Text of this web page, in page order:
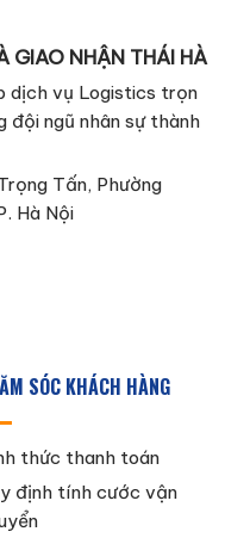
GIAO NHẬN THÁI HÀ
dịch vụ Logistics trọn
đội ngũ nhân sự thành
Tấn, Phường
Hà Nội
SÓC KHÁCH HÀNG
thức thanh toán
định tính cước vận